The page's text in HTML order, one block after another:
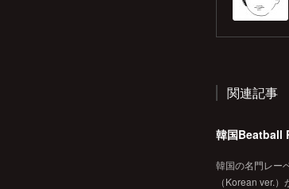
関連記事
韓国の名門レー
（Korean ver.